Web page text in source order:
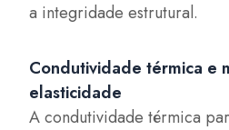
a integridade estrutural.
Condutividade térmica e
elasticidade
A condutividade térmica